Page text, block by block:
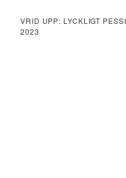
VRID UPP: LYCKLIGT
2023